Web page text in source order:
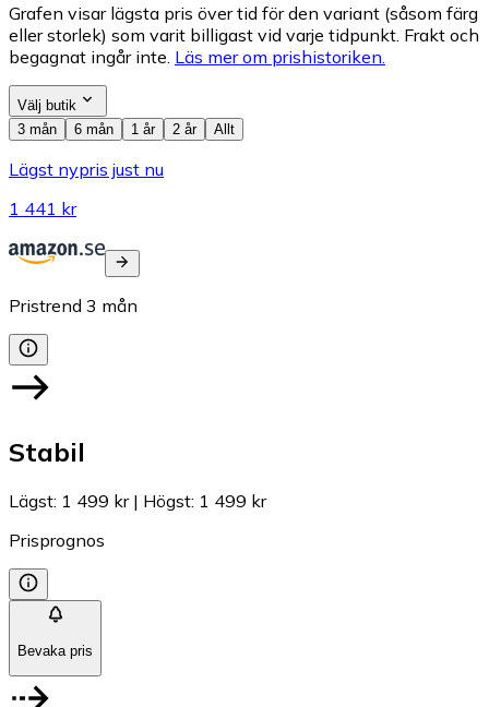
Grafen visar lägsta pris över tid för den variant (såsom färg
eller storlek) som varit billigast vid varje tidpunkt. Frakt och
begagnat ingår inte. Läs mer om prishistoriken.
Välj butik
3 mån
6 mån 1 år 2 år Allt
Lägst nypris just nu
1 441 kr
Pristrend 3 mån
Stabil
Lägst: 1 499 kr| Högst: 1 499 kr
Prisprognos
Bevaka pris